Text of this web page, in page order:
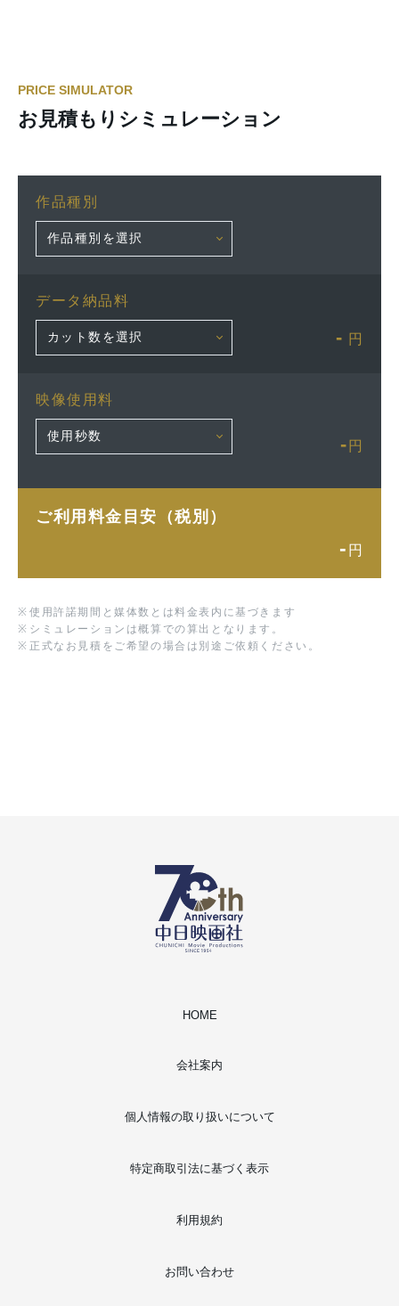
PRICE SIMULATOR
お見積もりシミュレーション
作品種別
データ納品料
- 円
映像使用料
- 円
ご利用料金目安（税別）
- 円
※ 使用許諾期間と媒体数とは料金表内に基づきます
※ シミュレーションは概算での算出となります。
※ 正式なお見積をご希望の場合は別途ご依頼ください。
HOME
会社案内
個人情報の取り扱いについて
特定商取引法に基づく表示
利用規約
お問い合わせ